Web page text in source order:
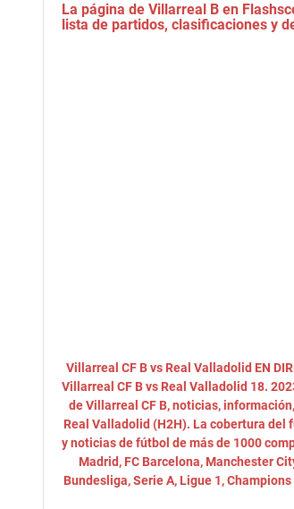
La página de Villarreal B en
lista de partidos, clasificaciones y
Villarreal CF B vs Real Valladolid EN
Villarreal CF B vs Real Valladolid 18.
de Villarreal CF B, noticias,
Real Valladolid (H2H). La cobertura del
y noticias de fútbol de más de 1000
Madrid, FC Barcelona, Manchester
Bundesliga, Serie A, Ligue 1,